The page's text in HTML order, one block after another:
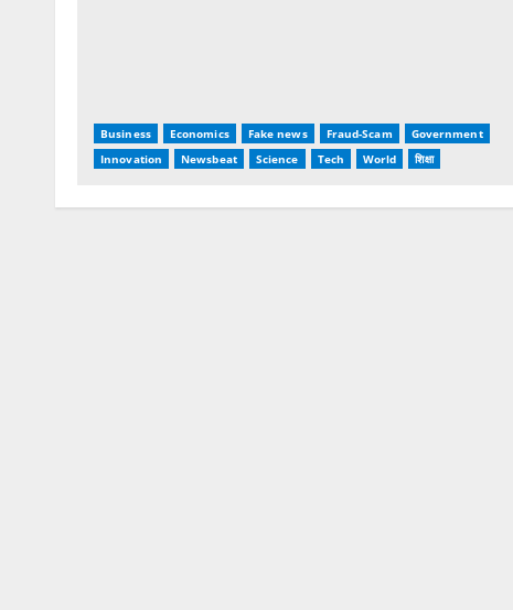
Business Economics Fake news Fraud-Scam
Government
Innovation
Newsbeat Science Tech World शिक्षा